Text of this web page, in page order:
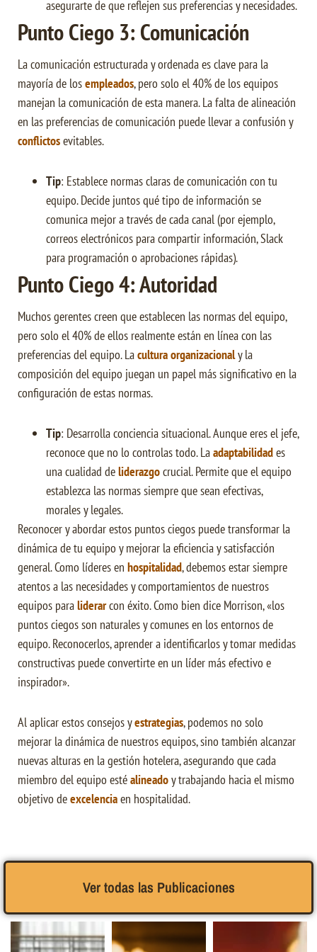
asegurarte de que reflejen sus preferencias y necesidades.
Punto Ciego 3: Comunicación
La comunicación estructurada y ordenada es clave para la
mayoría de losempleados, pero solo el 40% de los equipos
manejan la comunicación de esta manera. La falta de alineación
en las preferencias de comunicación puede llevar a confusión y
conflictosevitables.
Tip: Establece normas claras de comunicación con tu
equipo. Decide juntos qué tipo de información se
comunica mejor a través de cada canal (por ejemplo,
correos electrónicos para compartir información, Slack
para programación o aprobaciones rápidas).
Punto Ciego 4: Autoridad
Muchos gerentes creen que establecen las normas del equipo,
pero solo el 40% de ellos realmente están en línea con las
preferencias del equipo. Lacultura organizacionaly la
composición del equipo juegan un papel más significativo en la
configuración de estas normas.
Tip: Desarrolla conciencia situacional. Aunque eres el jefe,
reconoce que no lo controlas todo. Laadaptabilidades
una cualidad deliderazgocrucial. Permite que el equipo
establezca las normas siempre que sean efectivas,
morales y legales.
Reconocer y abordar estos puntos ciegos puede transformar la
dinámica de tu equipo y mejorar la eficiencia y satisfacción
general. Como líderes en hospitalidad, debemos estar siempre
atentos a las necesidades y comportamientos de nuestros
equipos paraliderarcon éxito. Como bien dice Morrison, «los
puntos ciegos son naturales y comunes en los entornos de
equipo. Reconocerlos, aprender a identificarlos y tomar medidas
constructivas puede convertirte en un líder más efectivo e
inspirador».
Al aplicar estos consejos yestrategias, podemos no solo
mejorar la dinámica de nuestros equipos, sino también alcanzar
nuevas alturas en la gestión hotelera, asegurando que cada
miembro del equipo estéalineadoy trabajando hacia el mismo
objetivo deexcelenciaen hospitalidad.
Ver todas las Publicaciones